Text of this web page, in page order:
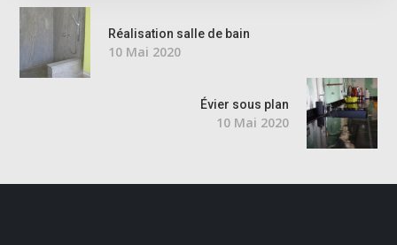
Réalisation salle de bain
10 Mai 2020
Évier sous plan
10 Mai 2020